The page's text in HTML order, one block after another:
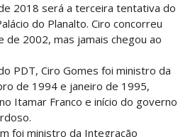
2018 será a terceira tentativa do
do Planalto. Ciro concorreu
de 2002, mas jamais chegou ao
PDT, Ciro Gomes foi ministro da
de 1994 e janeiro de 1995,
Itamar Franco e início do governo
foi ministro da Integração